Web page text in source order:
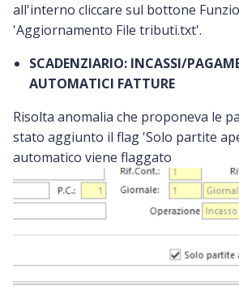
all'interno cliccare sul bottone
'Aggiornamento File tributi.txt'.
SCADENZIARIO: INCASSI/
AUTOMATICI FATTURE
Risolta anomalia che proponeva le
stato aggiunto il flag 'Solo partite
automatico viene flaggato